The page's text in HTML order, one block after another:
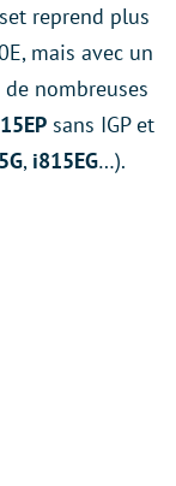
reprend plus
mais avec un
de nombreuses
sans IGP et
, i815EG…).